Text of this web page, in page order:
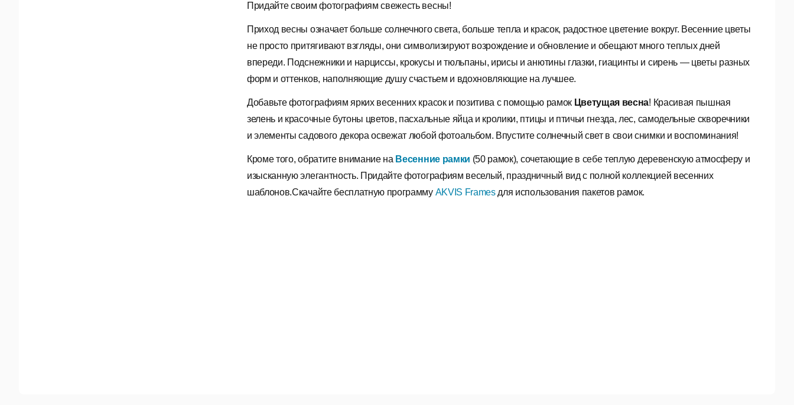
Придайте своим фотографиям свежесть весны!
Приход весны означает больше солнечного света, больше тепла и красок, радостное цветение вокруг. Весенние цветы
не просто притягивают взгляды, они символизируют возрождение и обновление и обещают много теплых дней
впереди. Подснежники и нарциссы, крокусы и тюльпаны, ирисы и анютины глазки, гиацинты и сирень — цветы разных
форм и оттенков, наполняющие душу счастьем и вдохновляющие на лучшее.
Добавьте фотографиям ярких весенних красок и позитива с помощью рамок Цветущая весна! Красивая пышная
зелень и красочные бутоны цветов, пасхальные яйца и кролики, птицы и птичьи гнезда, лес, самодельные скворечники
и элементы садового декора освежат любой фотоальбом. Впустите солнечный свет в свои снимки и воспоминания!
Кроме того, обратите внимание на Весенние рамки (50 рамок), сочетающие в себе теплую деревенскую атмосферу и
изысканную элегантность. Придайте фотографиям веселый, праздничный вид с полной коллекцией весенних
шаблонов.Скачайте бесплатную программу AKVIS Framesдля использования пакетов рамок.